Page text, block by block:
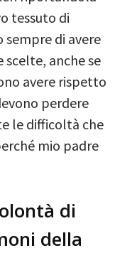
tessuto di
sempre di avere
anche se
avere rispetto
perdere
le difficoltà che
mio padre
di
della